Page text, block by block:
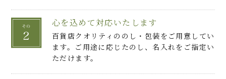
心を込めて対応いたします
百貨店クオリティののし・包装をご用意してい
ます。ご用途に応じたのし、名入れをご指定い
ただけます。